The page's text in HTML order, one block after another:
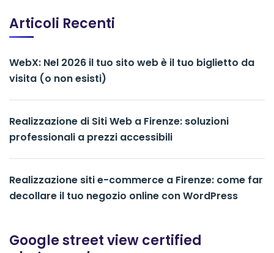
Articoli Recenti
WebX: Nel 2026 il tuo sito web è il tuo biglietto da
visita (o non esisti)
Realizzazione di Siti Web a Firenze: soluzioni
professionali a prezzi accessibili
Realizzazione siti e-commerce a Firenze: come far
decollare il tuo negozio online con WordPress
Google street view certified